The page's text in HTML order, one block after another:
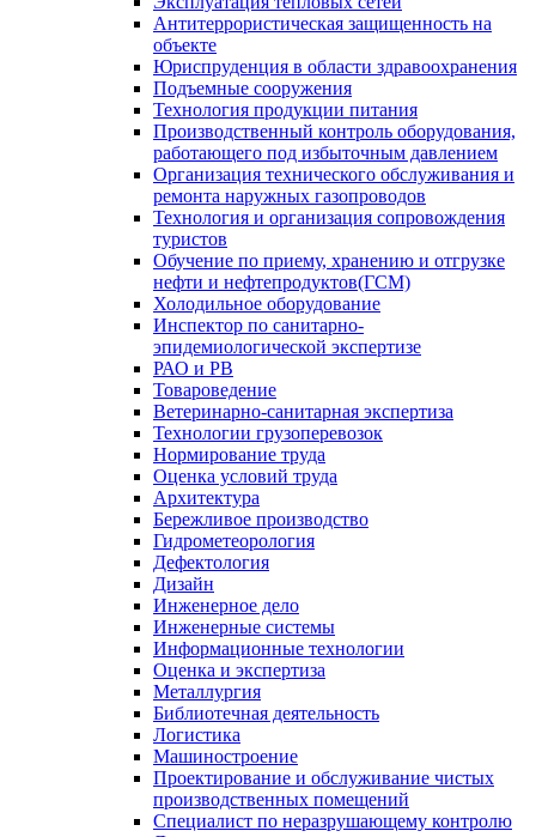
Антитеррористическая защищенность на
объекте
Юриспруденция в области здравоохранения
Подъемные сооружения
Технология продукции питания
Производственный контроль оборудования,
работающего под избыточным давлением
Организация технического обслуживания и
ремонта наружных газопроводов
Технология и организация сопровождения
туристов
Обучение по приему, хранению и отгрузке
нефти и нефтепродуктов(ГСМ)
Холодильное оборудование
Инспектор по санитарно-
эпидемиологической экспертизе
РАО и РВ
Товароведение
Ветеринарно-санитарная экспертиза
Технологии грузоперевозок
Нормирование труда
Оценка условий труда
Архитектура
Бережливое производство
Гидрометеорология
Дефектология
Дизайн
Инженерное дело
Инженерные системы
Информационные технологии
Оценка и экспертиза
Металлургия
Библиотечная деятельность
Логистика
Машиностроение
Проектирование и обслуживание чистых
производственных помещений
Специалист по неразрушающему контролю